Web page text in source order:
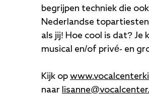
begrijpen techniek die
Nederlandse
als jij! Hoe cool is dat? Je
musical en/of privé- en
Kijk op
naar